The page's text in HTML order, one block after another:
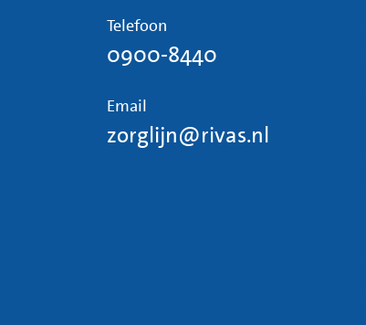
Telefoon
0900-8440
Email
zorglijn@rivas.nl